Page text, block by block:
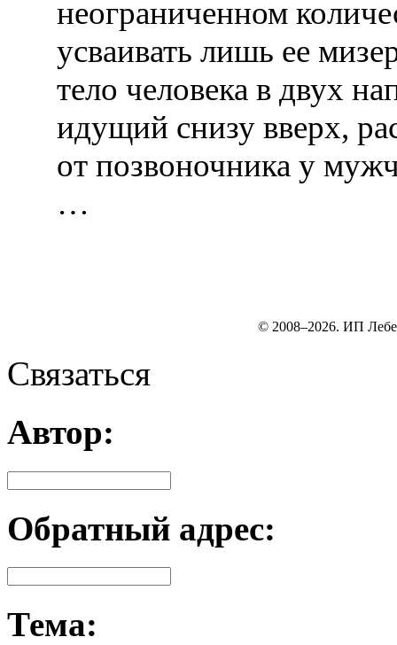
неограниченном
усваивать лишь ее
тело человека в двух
идущий снизу вверх,
от позвоночника у
…
© 2008–2026. ИП
Связаться
Автор:
Обратный адрес:
Тема: